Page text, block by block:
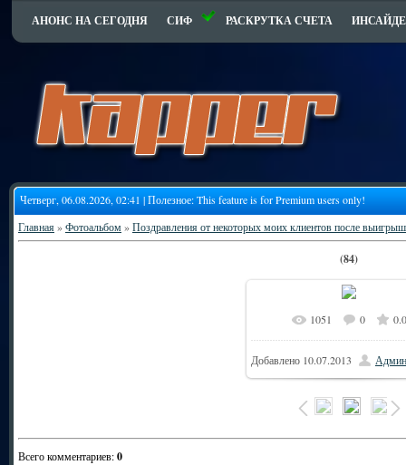
АНОНС НА СЕГОДНЯ СИФ РАСКРУТКА СЧЕТА
Четверг, 06.08.2026, 02:41 | Полезное:This feature is for Premium users only!
Главная»Фотоальбом»Поздравления от некоторых моих клиентов после
(84)
1051 0 0.0
Добавлено 10.07.2013
Всего комментариев:0